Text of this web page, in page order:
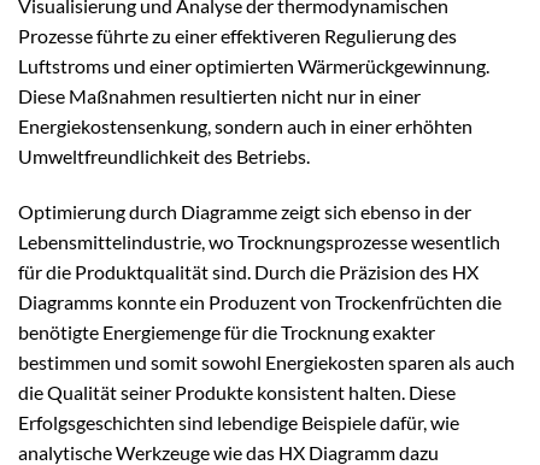
Visualisierung und Analyse der thermodynamischen
Prozesse führte zu einer effektiveren Regulierung des
Luftstroms und einer optimierten Wärmerückgewinnung.
Diese Maßnahmen resultierten nicht nur in einer
Energiekostensenkung, sondern auch in einer erhöhten
Umweltfreundlichkeit des Betriebs.
Optimierung durch Diagramme zeigt sich ebenso in der
Lebensmittelindustrie, wo Trocknungsprozesse wesentlich
für die Produktqualität sind. Durch die Präzision des HX
Diagramms konnte ein Produzent von Trockenfrüchten die
benötigte Energiemenge für die Trocknung exakter
bestimmen und somit sowohl Energiekosten sparen als auch
die Qualität seiner Produkte konsistent halten. Diese
Erfolgsgeschichten sind lebendige Beispiele dafür, wie
analytische Werkzeuge wie das HX Diagramm dazu